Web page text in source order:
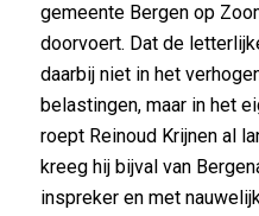
gemeente Bergen op
doorvoert. Dat de
daarbij niet in het
belastingen, maar in het
roept Reinoud Krijnen al
kreeg hij bijval van
inspreker en met